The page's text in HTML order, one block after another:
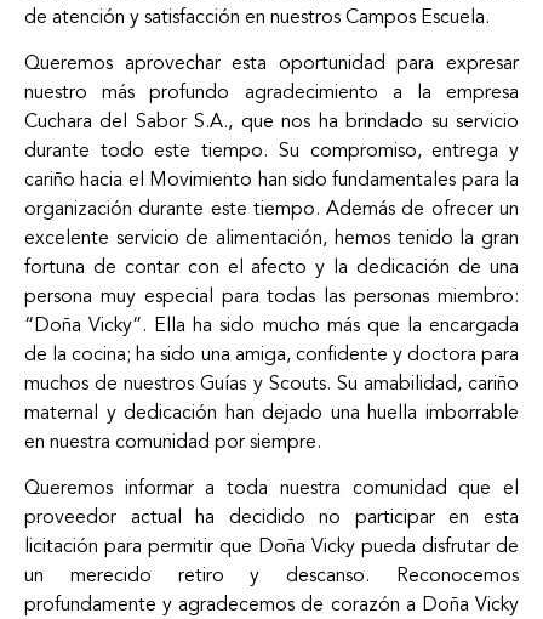
de atención y satisfacción en nuestros Campos Escuela.
Queremos aprovechar esta oportunidad para expresar
nuestro más profundo agradecimiento a la empresa
Cuchara del Sabor S.A., que nos ha brindado su servicio
durante todo este tiempo. Su compromiso, entrega y
cariño hacia el Movimiento han sido fundamentales para la
organización durante este tiempo. Además de ofrecer un
excelente servicio de alimentación, hemos tenido la gran
fortuna de contar con el afecto y la dedicación de una
persona muy especial para todas las personas miembro:
“Doña Vicky”. Ella ha sido mucho más que la encargada
de la cocina; ha sido una amiga, confidente y doctora para
muchos de nuestros Guías y Scouts. Su amabilidad, cariño
maternal y dedicación han dejado una huella imborrable
en nuestra comunidad por siempre.
Queremos informar a toda nuestra comunidad que el
proveedor actual ha decidido no participar en esta
licitación para permitir que Doña Vicky pueda disfrutar de
un merecido retiro y descanso. Reconocemos
profundamente y agradecemos de corazón a Doña Vicky